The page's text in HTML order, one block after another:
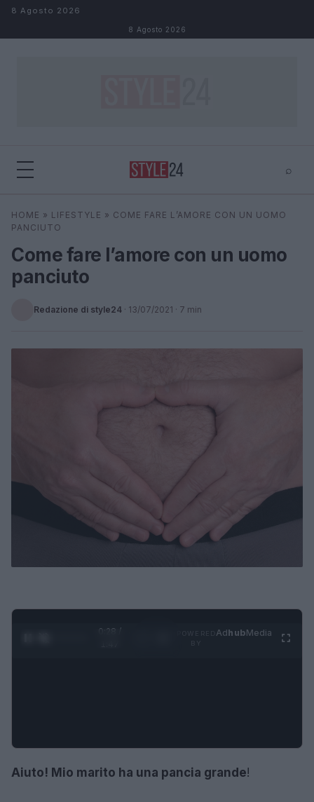
Salta al contenuto
8 Agosto 2026
8 Agosto 2026
⌕
Cerca ⌕
HOME » LIFESTYLE » COME FARE L’AMORE CON UN UOMO
PANCIUTO
Come fare l’amore con un uomo
panciuto
Redazione di style24 · 13/07/2021 · 7 min
0:30 /
AdhubMedia
Aiuto! Mio marito ha una pancia grande!